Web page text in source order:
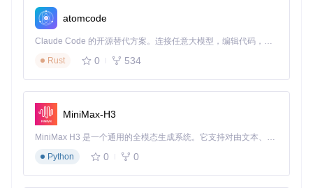
PandaWiki/
├── web/               # 前端Web界面
│   ├── admin/         # 管理控制台
二、核心部署：30分钟快速启动指南
2.1 一键安装流程
atomcode
Claude Code 的开源替代方案。连接任意大模型，编辑代码，运行命令，自动验证 — 全自动执行。用 Rust 构建，极致性能。 ｜ An open-source alternative to Claude Code. Connect any LLM, edit code, run commands, and verify changes — autonomously. Built in Rust for speed. Get Started
Rust
0 534
MiniMax-H3
MiniMax H3 是一个通用的全模态生成系统。它支持对由文本、图像、视频和音频组成的多模态上下文进行统一理解，并能生成分辨率高达 2K、时长可达 15 秒的带原生立体声音频的视频。得益于面向任务泛化的系统设计，H3 在预训练阶段就已具备广泛的多模态上下文理解与生成能力，能够出色地执行复杂的多模态指令。
Python
0 0